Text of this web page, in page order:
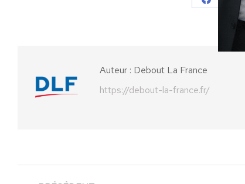
Partager
Auteur : Debout La France
https://debout-la-france.fr/